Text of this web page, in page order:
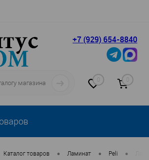
+7 (929) 654-8840
0 0
Каталог товаров • Ламинат • Peli •